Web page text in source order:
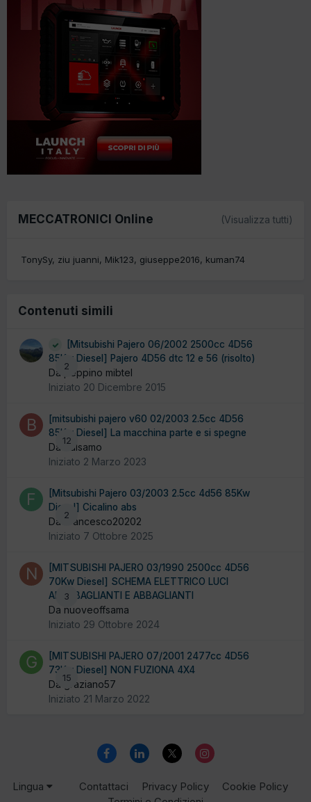
MECCATRONICI Online (Visualizza tutti)
TonySy ziu juanni Mik123 giuseppe2016 kuman74
Contenuti simili
2
[Mitsubishi Pajero 06/2002 2500cc 4D56
85Kw Diesel] Pajero 4D56 dtc 12 e 56 (risolto)
Da peppino mibtel
Iniziato 20 Dicembre 2015
12
[mitsubishi pajero v60 02/2003 2.5cc 4D56
85Kw Diesel] La macchina parte e si spegne
Da balsamo
Iniziato 2 Marzo 2023
2
[Mitsubishi Pajero 03/2003 2.5cc 4d56 85Kw
Diesel] Cicalino abs
Da Francesco20202
Iniziato 7 Ottobre 2025
3
[MITSUBISHI PAJERO 03/1990 2500cc 4D56
70Kw Diesel] SCHEMA ELETTRICO LUCI
ANABBAGLIANTI E ABBAGLIANTI
Da nuoveoffsama
Iniziato 29 Ottobre 2024
15
[MITSUBISHI PAJERO 07/2001 2477cc 4D56
73Kw Diesel] NON FUZIONA 4X4
Da graziano57
Iniziato 21 Marzo 2022
Lingua Contattaci Privacy Policy
Cookie Policy